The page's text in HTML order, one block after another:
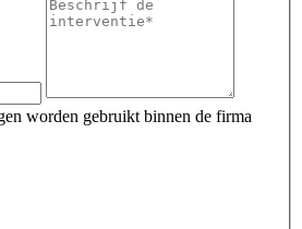
worden gebruikt binnen de firma